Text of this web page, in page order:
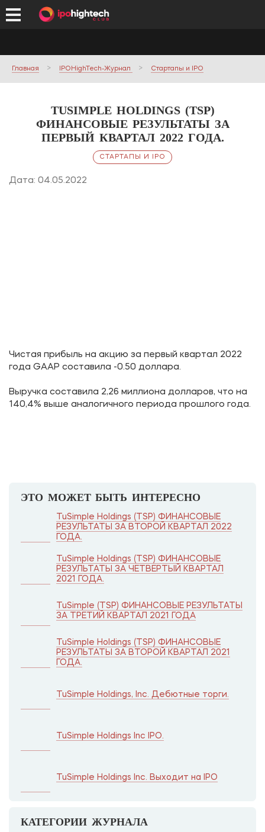
Главная IPOHighTech-Журнал Стартапы и IPO
TUSIMPLE HOLDINGS (TSP)
ФИНАНСОВЫЕ РЕЗУЛЬТАТЫ ЗА
ПЕРВЫЙ КВАРТАЛ 2022 ГОДА.
СТАРТАПЫ И IPO
Дата: 04.05.2022
Чистая прибыль на акцию за первый квартал 2022
года GAAP составила -0.50 доллара.
Выручка составила 2,26 миллиона долларов, что на
140,4% выше аналогичного периода прошлого года.
ЭТО МОЖЕТ БЫТЬ ИНТЕРЕСНО
TuSimple Holdings (TSP) ФИНАНСОВЫЕ
РЕЗУЛЬТАТЫ ЗА ВТОРОЙ КВАРТАЛ 2022
ГОДА.
TuSimple Holdings (TSP) ФИНАНСОВЫЕ
РЕЗУЛЬТАТЫ ЗА ЧЕТВЕРТЫЙ КВАРТАЛ
2021 ГОДА.
TuSimple (TSP) ФИНАНСОВЫЕ РЕЗУЛЬТАТЫ
ЗА ТРЕТИЙ КВАРТАЛ 2021 ГОДА
TuSimple Holdings (TSP) ФИНАНСОВЫЕ
РЕЗУЛЬТАТЫ ЗА ВТОРОЙ КВАРТАЛ 2021
ГОДА.
TuSimple Holdings, Inc. Дебютные торги.
TuSimple Holdings Inc IPO.
TuSimple Holdings Inc. Выходит на IPO
КАТЕГОРИИ ЖУРНАЛА